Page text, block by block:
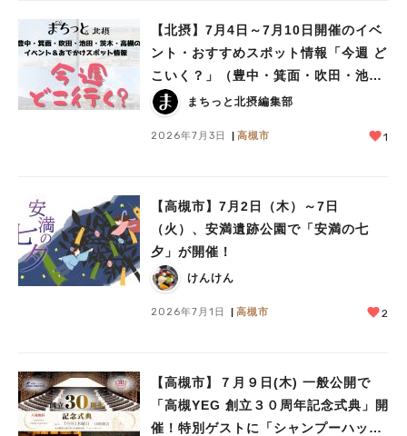
【北摂】7月4日～7月10日開催のイベ
ント・おすすめスポット情報「今週 ど
こいく？」（豊中・箕面・吹田・池
田・茨木・高槻）
まちっと北摂編集部
2026年7月3日 高槻市 1
【高槻市】7月2日（木）～7日
（火）、安満遺跡公園で「安満の七
夕」が開催！
けんけん
2026年7月1日 高槻市 2
【高槻市】７月９日(木) 一般公開で
「高槻YEG 創立３０周年記念式典」開
催！特別ゲストに「シャンプーハッ